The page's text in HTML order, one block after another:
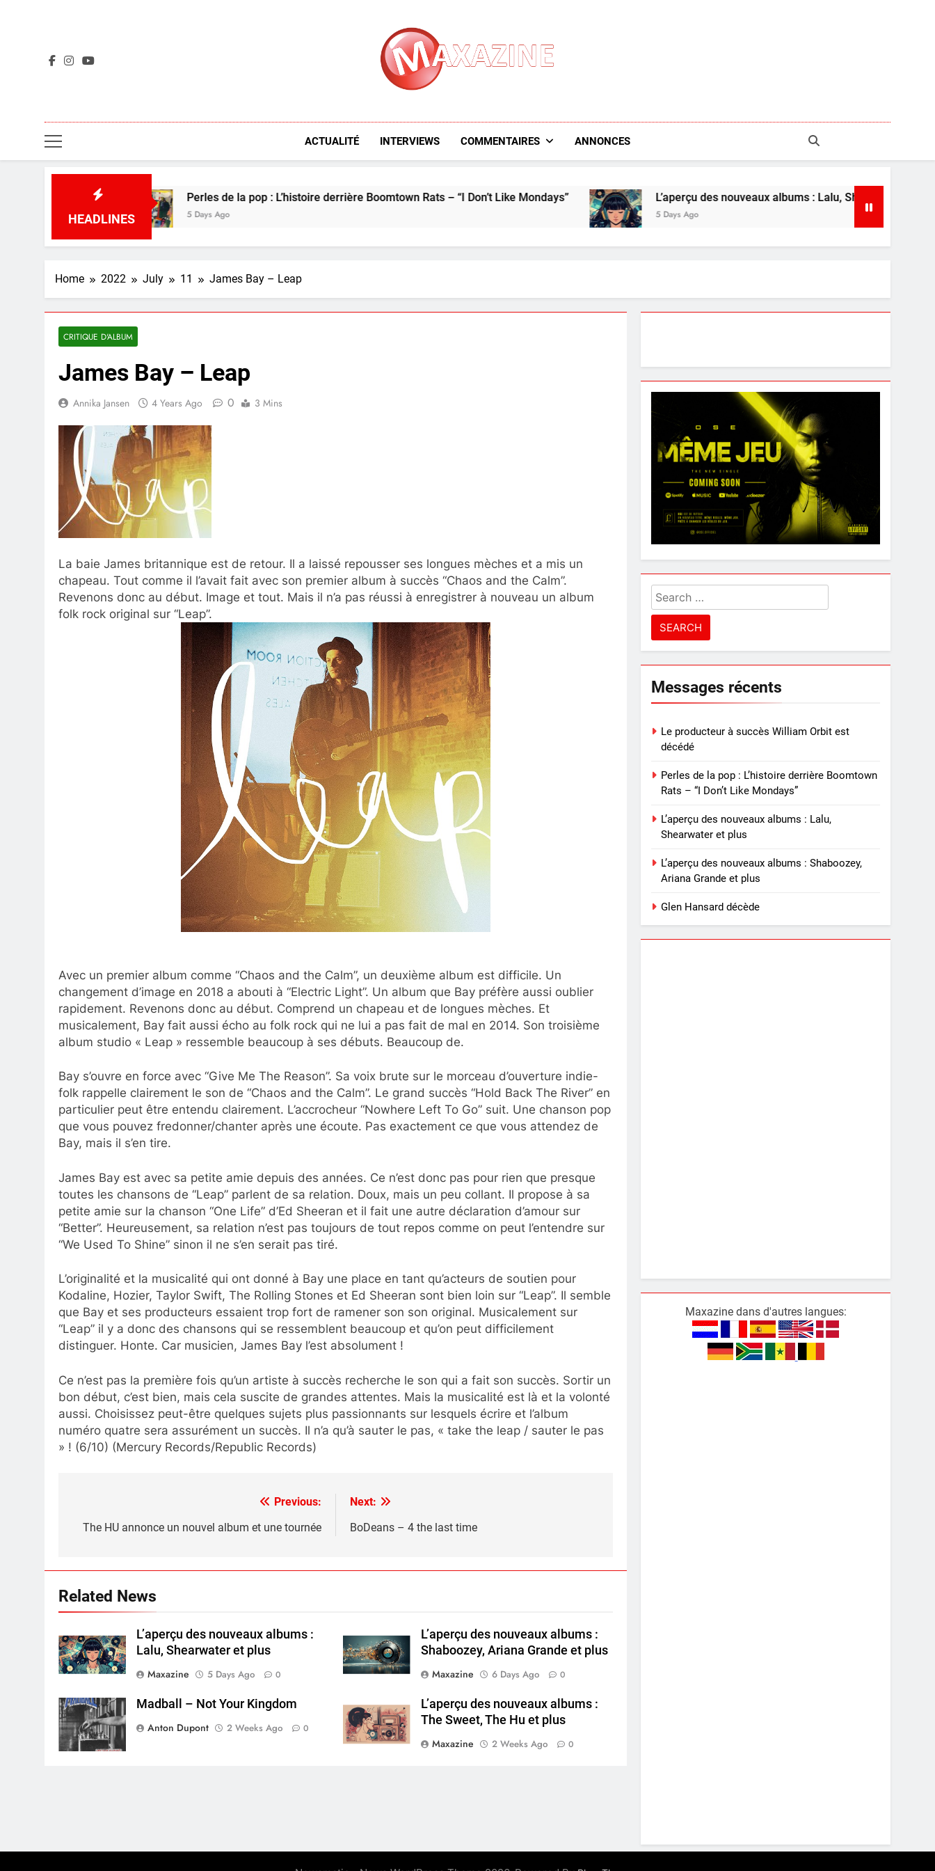
Maxazine.fr
ACTUALITÉ INTERVIEWS COMMENTAIRES ANNONCES
HEADLINES
Perles de la pop : L’histoire derrière Boomtown Rats – “I Don’t Like Mondays”
5 Days Ago
L’aperçu des nouveaux albums : Lalu, Shearwater et plus
5 Days Ago
Home 2022 July 11 James Bay – Leap
CRITIQUE D'ALBUM
James Bay – Leap
Annika Jansen 4 Years Ago 0 3 Mins
La baie James britannique est de retour. Il a laissé repousser ses longues mèches et a mis un
chapeau. Tout comme il l’avait fait avec son premier album à succès “Chaos and the Calm”.
Revenons donc au début. Image et tout. Mais il n’a pas réussi à enregistrer à nouveau un album
folk rock original sur “Leap”.
Avec un premier album comme “Chaos and the Calm”, un deuxième album est difficile. Un
changement d’image en 2018 a abouti à “Electric Light”. Un album que Bay préfère aussi oublier
rapidement. Revenons donc au début. Comprend un chapeau et de longues mèches. Et
musicalement, Bay fait aussi écho au folk rock qui ne lui a pas fait de mal en 2014. Son troisième
album studio « Leap » ressemble beaucoup à ses débuts. Beaucoup de.
Bay s’ouvre en force avec “Give Me The Reason”. Sa voix brute sur le morceau d’ouverture indie-
folk rappelle clairement le son de “Chaos and the Calm”. Le grand succès “Hold Back The River” en
particulier peut être entendu clairement. L’accrocheur “Nowhere Left To Go” suit. Une chanson pop
que vous pouvez fredonner/chanter après une écoute. Pas exactement ce que vous attendez de
Bay, mais il s’en tire.
James Bay est avec sa petite amie depuis des années. Ce n’est donc pas pour rien que presque
toutes les chansons de “Leap” parlent de sa relation. Doux, mais un peu collant. Il propose à sa
petite amie sur la chanson “One Life” d’Ed Sheeran et il fait une autre déclaration d’amour sur
“Better”. Heureusement, sa relation n’est pas toujours de tout repos comme on peut l’entendre sur
“We Used To Shine” sinon il ne s’en serait pas tiré.
L’originalité et la musicalité qui ont donné à Bay une place en tant qu’acteurs de soutien pour
Kodaline, Hozier, Taylor Swift, The Rolling Stones et Ed Sheeran sont bien loin sur “Leap”. Il semble
que Bay et ses producteurs essaient trop fort de ramener son son original. Musicalement sur
“Leap” il y a donc des chansons qui se ressemblent beaucoup et qu’on peut difficilement
distinguer. Honte. Car musicien, James Bay l’est absolument !
Ce n’est pas la première fois qu’un artiste à succès recherche le son qui a fait son succès. Sortir un
bon début, c’est bien, mais cela suscite de grandes attentes. Mais la musicalité est là et la volonté
aussi. Choisissez peut-être quelques sujets plus passionnants sur lesquels écrire et l’album
numéro quatre sera assurément un succès. Il n’a qu’à sauter le pas, « take the leap / sauter le pas
» ! (6/10) (Mercury Records/Republic Records)
navigation
Previous:
The HU annonce un nouvel album et une tournée
Next:
BoDeans – 4 the last time
Related News
L’aperçu des nouveaux albums :
Lalu, Shearwater et plus
Maxazine
5 Days Ago 0
L’aperçu des nouveaux albums :
Shaboozey, Ariana Grande et plus
Maxazine
6 Days Ago 0
Madball – Not Your Kingdom
Anton Dupont
2 Weeks Ago 0
L’aperçu des nouveaux albums :
The Sweet, The Hu et plus
Maxazine
2 Weeks Ago 0
Search
for:
Messages récents
Le producteur à succès William Orbit est
décédé
Perles de la pop : L’histoire derrière Boomtown
Rats – “I Don’t Like Mondays”
L’aperçu des nouveaux albums : Lalu,
Shearwater et plus
L’aperçu des nouveaux albums : Shaboozey,
Ariana Grande et plus
Glen Hansard décède
Maxazine dans d'autres langues: